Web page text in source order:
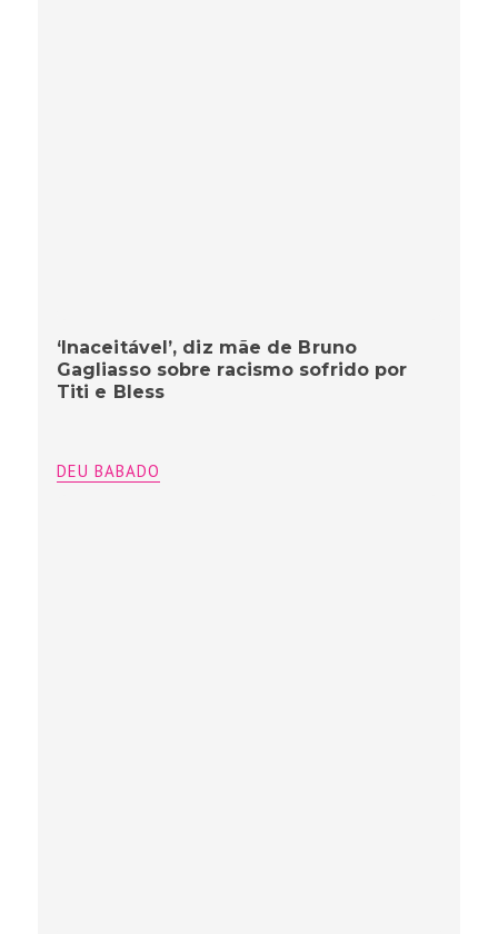
‘Inaceitável’, diz mãe de Bruno
Gagliasso sobre racismo sofrido por
Titi e Bless
DEU BABADO